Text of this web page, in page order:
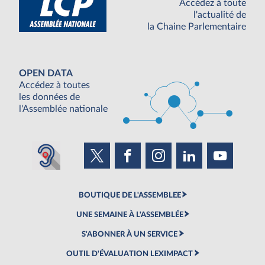
Accédez à toute
l'actualité de
la Chaine Parlementaire
OPEN DATA
Accédez à toutes
les données de
l'Assemblée nationale
BOUTIQUE DE L'ASSEMBLEE
UNE SEMAINE À L'ASSEMBLÉE
S'ABONNER À UN SERVICE
OUTIL D'ÉVALUATION LEXIMPACT